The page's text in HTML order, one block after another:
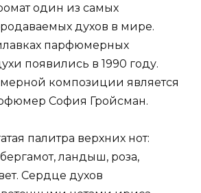
один из самых
духов в мире.
парфюмерных
появились в 1990 году.
композиции является
София Гройсман.
палитра верхних нот:
ландыш, роза,
Сердце духов